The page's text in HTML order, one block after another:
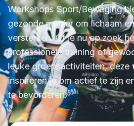
Workshops Sport/Beweging
gezonde manier om lichaam
versterken. Of je nu op zoek
professionele training of
leuke groepsactiviteiten, deze
inspireren je om actief te zijn
te bevorderen.